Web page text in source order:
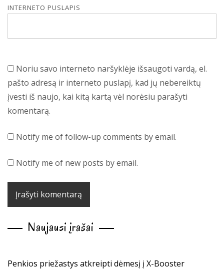
INTERNETO PUSLAPIS
Noriu savo interneto naršyklėje išsaugoti vardą, el.
pašto adresą ir interneto puslapį, kad jų nebereiktų
įvesti iš naujo, kai kitą kartą vėl norėsiu parašyti
komentarą.
Notify me of follow-up comments by email.
Notify me of new posts by email.
Naujausi įrašai
Penkios priežastys atkreipti dėmesį į X-Booster